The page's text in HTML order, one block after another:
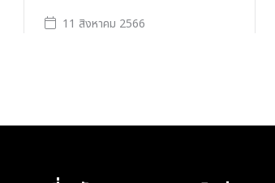
11 สิงหาคม 2566